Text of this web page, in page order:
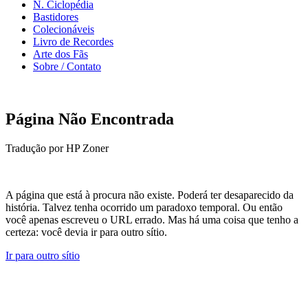
N. Ciclopédia
Bastidores
Colecionáveis
Livro de Recordes
Arte dos Fãs
Sobre / Contato
Página Não Encontrada
Tradução por HP Zoner
A página que está à procura não existe. Poderá ter desaparecido da
história. Talvez tenha ocorrido um paradoxo temporal. Ou então
você apenas escreveu o URL errado. Mas há uma coisa que tenho a
certeza: você devia ir para outro sítio.
Ir para outro sítio